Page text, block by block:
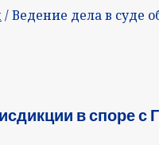
/ Ведение дела в суде
в споре